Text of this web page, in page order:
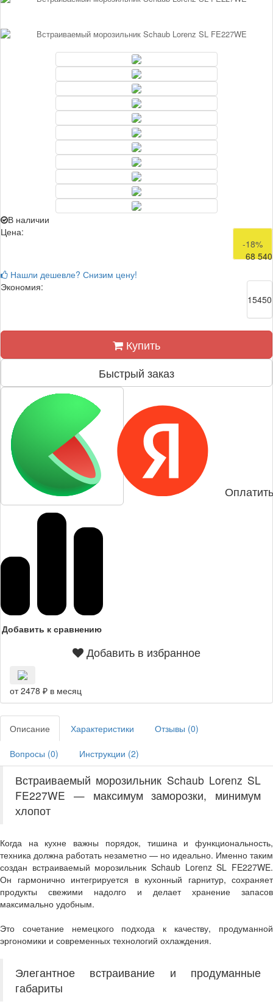
В наличии
Цена:
83 990
-18%
68 540
Нашли дешевле? Снизим цену!
Экономия:
15450
Купить
Быстрый заказ
Добавить к сравнению
Добавить в избранное
от 2478 ₽ в месяц
Описание Характеристики Отзывы (0)
Вопросы (0) Инструкции (2)
Встраиваемый морозильник Schaub Lorenz SL
FE227WE — максимум заморозки, минимум
хлопот
Когда на кухне важны порядок, тишина и функциональность,
техника должна работать незаметно — но идеально. Именно таким
создан встраиваемый морозильник Schaub Lorenz SL FE227WE.
Он гармонично интегрируется в кухонный гарнитур, сохраняет
продукты свежими надолго и делает хранение запасов
максимально удобным.
Это сочетание немецкого подхода к качеству, продуманной
эргономики и современных технологий охлаждения.
Элегантное встраивание и продуманные
габариты